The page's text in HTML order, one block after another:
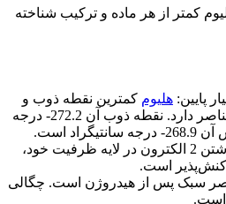
کمتر از هر ماده و ترکیب شناخته
پایین: هلیوم کمترین نقطه ذوب و
جوش را در بین تمام عناصر دارد. نقطه ذوب آن 272.2- درجه
است.
بی‌اثر: هلیوم به دلیل داشتن 2 الکترون در لایه ظرفیت خود،
است.
سبک پس از هیدروژن است. چگالی